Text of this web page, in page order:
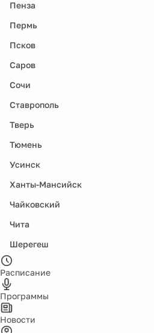
Пенза
Пермь
Псков
Саров
Сочи
Ставрополь
Тверь
Тюмень
Усинск
Ханты-Мансийск
Чайковский
Чита
Шерегеш
Расписание
Программы
Новости